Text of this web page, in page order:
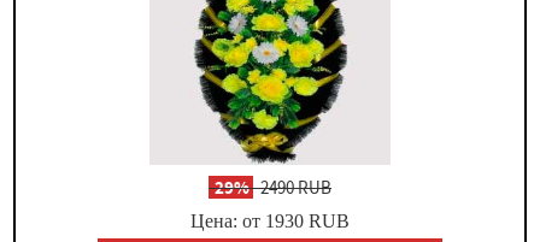
-29%2490 RUB
Цена: от 1930 RUB